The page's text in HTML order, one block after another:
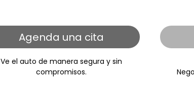
Agenda una cita
Ve el auto de manera segura y sin
compromisos.